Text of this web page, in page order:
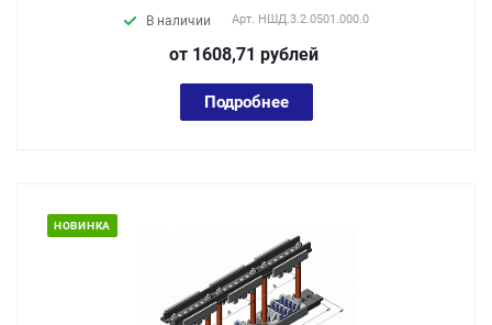
В наличии Арт. НШД.3.2.0501.000.0
от 1608,71 рублей
Подробнее
НОВИНКА